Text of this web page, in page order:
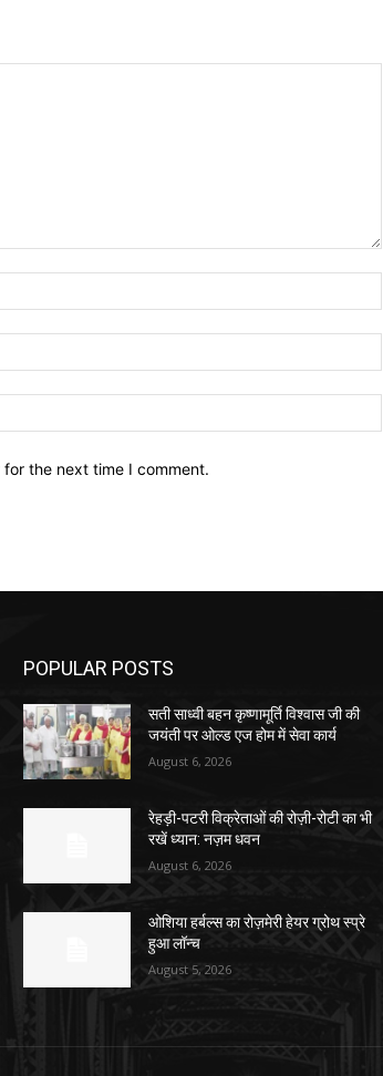
the next time I comment.
POPULAR POSTS
सती साध्वी बहन कृष्णामूर्ति विश्वास जी की
जयंती पर ओल्ड एज होम में सेवा कार्य
August 6, 2026
रेहड़ी-पटरी विक्रेताओं की रोज़ी-रोटी का भी
रखें ध्यान: नज़म धवन
August 6, 2026
ओशिया हर्बल्स का रोज़मेरी हेयर ग्रोथ स्प्रे
हुआ लॉन्च
August 5, 2026